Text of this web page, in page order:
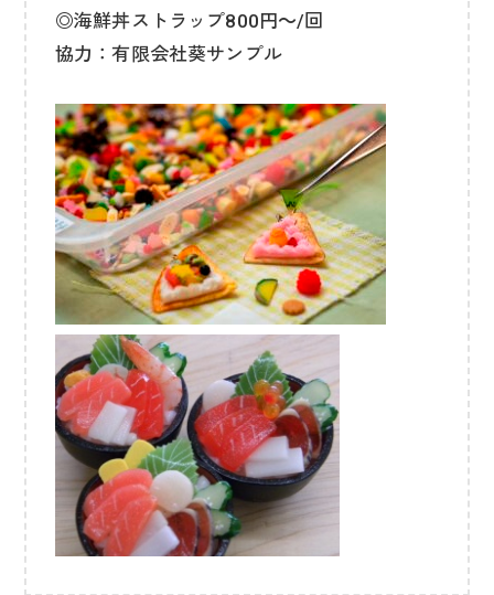
◎海鮮丼ストラップ800円～/回
協力：有限会社葵サンプル